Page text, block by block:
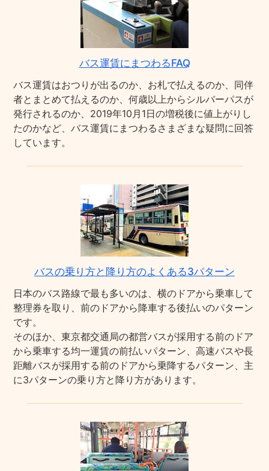
バス運賃にまつわるFAQ
バス運賃はおつりが出るのか、お札で払えるのか、同伴
者とまとめて払えるのか、何歳以上からシルバーパスが
発行されるのか、2019年10月1日の増税後に値上がりし
たのかなど、バス運賃にまつわるさまざまな疑問に回答
しています。
バスの乗り方と降り方のよくある3パターン
日本のバス路線で最も多いのは、横のドアから乗車して
整理券を取り、前のドアから降車する後払いのパターン
です。
そのほか、東京都交通局の都営バスが採用する前のドア
から乗車する均一運賃の前払いパターン、高速バスや長
距離バスが採用する前のドアから乗降するパターン、主
に3パターンの乗り方と降り方があります。